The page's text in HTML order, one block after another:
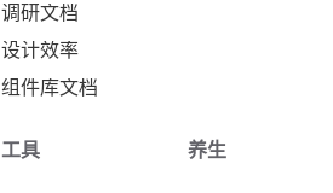
调研文档
设计效率
组件库文档
工具 养生